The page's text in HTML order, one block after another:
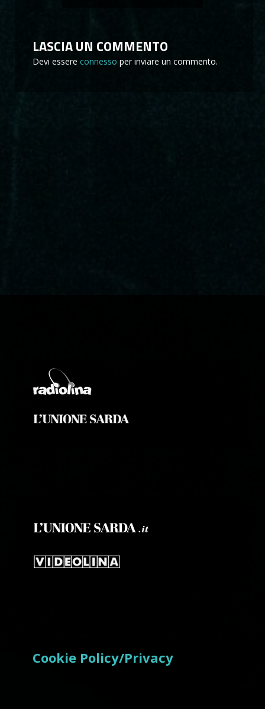
LASCIA UN COMMENTO
Devi essere connesso per inviare un commento.
Cookie Policy/Privacy